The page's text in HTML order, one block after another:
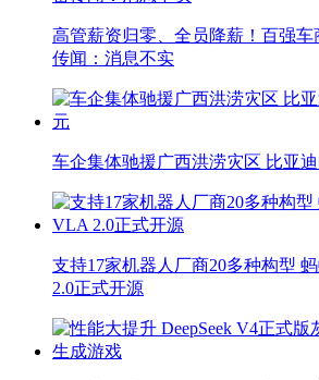
高管薪资归零、全员降薪！百强
传闻：消息不实
车企集体驰援广西洪涝灾区 比亚
支持17家机器人厂商20多种构型
2.0正式开源